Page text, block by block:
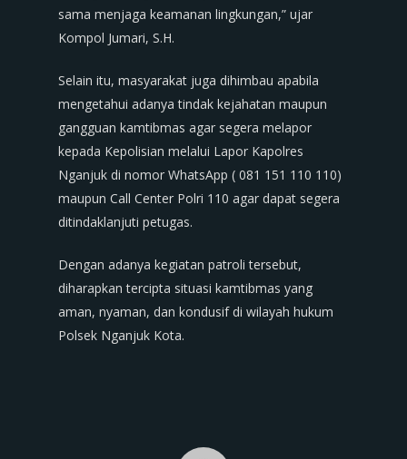
sama menjaga keamanan lingkungan,” ujar
Kompol Jumari, S.H.
Selain itu, masyarakat juga dihimbau apabila
mengetahui adanya tindak kejahatan maupun
gangguan kamtibmas agar segera melapor
kepada Kepolisian melalui Lapor Kapolres
Nganjuk di nomor WhatsApp ( 081 151 110 110)
maupun Call Center Polri 110 agar dapat segera
ditindaklanjuti petugas.
Dengan adanya kegiatan patroli tersebut,
diharapkan tercipta situasi kamtibmas yang
aman, nyaman, dan kondusif di wilayah hukum
Polsek Nganjuk Kota.